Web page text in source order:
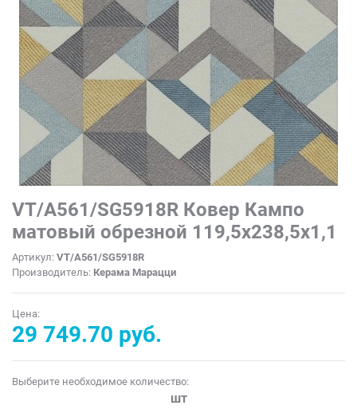
VT/A561/SG5918R Ковер Кампо
матовый обрезной 119,5х238,5х1,1
Артикул: VT/A561/SG5918R
Производитель: Керама Марацци
Цена:
29 749.70 руб.
Выберите необходимое количество:
шт